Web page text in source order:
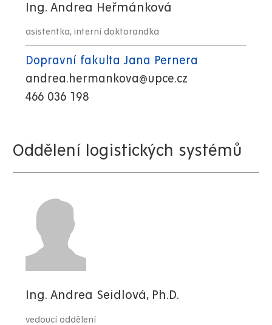
Ing. Andrea Heřmánková
asistentka, interní doktorandka
Dopravní fakulta Jana Pernera
andrea.hermankova@upce.cz
466 036 198
Oddělení logistických systémů
Ing. Andrea Seidlová, Ph.D.
vedoucí oddělení